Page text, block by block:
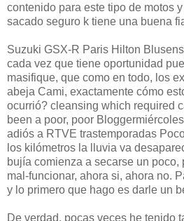
contenido para este tipo de motos
sacado seguro k tiene una buena
Suzuki GSX-R Paris Hilton
cada vez que tiene oportunidad
masifique, que como en todo, los
abeja Cami, exactamente cómo
ocurrió? cleansing which required
been a poor, poor
adiós a RTVE trastemporadas
los kilómetros la lluvia va
bujía comienza a secarse un poco,
mal-funcionar, ahora si, ahora no.
y lo primero que hago es darle un
De verdad, pocas veces he tenido